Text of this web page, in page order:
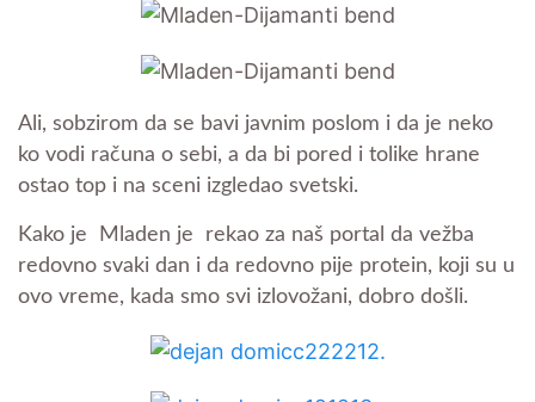
Ali, sobzirom da se bavi javnim poslom i da je neko
ko vodi računa o sebi, a da bi pored i tolike hrane
ostao top i na sceni izgledao svetski.
Kako je Mladen je rekao za naš portal da vežba
redovno svaki dan i da redovno pije protein, koji su u
ovo vreme, kada smo svi izlovožani, dobro došli.